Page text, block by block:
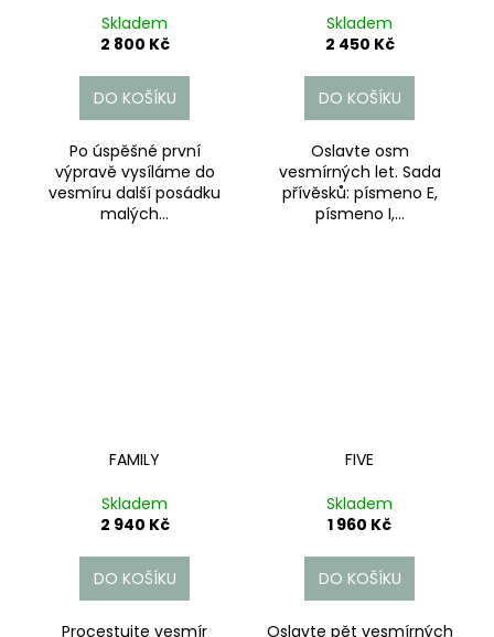
Skladem
2 800 Kč
DO KOŠÍKU
Po úspěšné první
výpravě vysíláme do
vesmíru další posádku
malých...
Skladem
2 450 Kč
DO KOŠÍKU
Oslavte osm
vesmírných let. Sada
přívěsků: písmeno E,
písmeno I,...
FAMILY
Skladem
2 940 Kč
DO KOŠÍKU
Procestujte vesmír
FIVE
Skladem
1 960 Kč
DO KOŠÍKU
Oslavte pět vesmírných